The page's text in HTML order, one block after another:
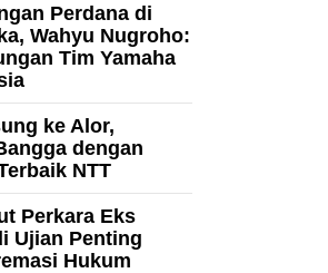
Perdana di
Wahyu Nugroho:
Tim Yamaha
ke Alor,
dengan
NTT
Perkara Eks
Ujian Penting
Hukum